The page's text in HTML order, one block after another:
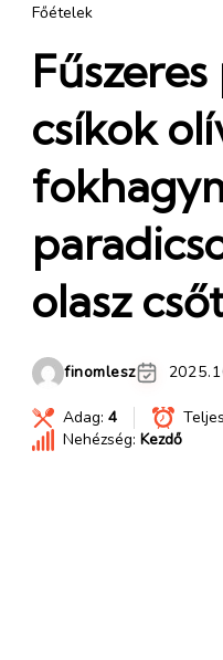
Főételek
csíkok
olasz
finomlesz
Adag: 4
Nehézség: Kezdő